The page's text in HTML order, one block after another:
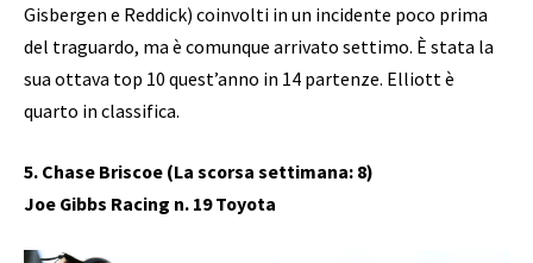
Gisbergen e Reddick) coinvolti in un incidente poco prima
del traguardo, ma è comunque arrivato settimo. È stata la
sua ottava top 10 quest’anno in 14 partenze. Elliott è
quarto in classifica.
5. Chase Briscoe (La scorsa settimana: 8)
Joe Gibbs Racing n. 19 Toyota